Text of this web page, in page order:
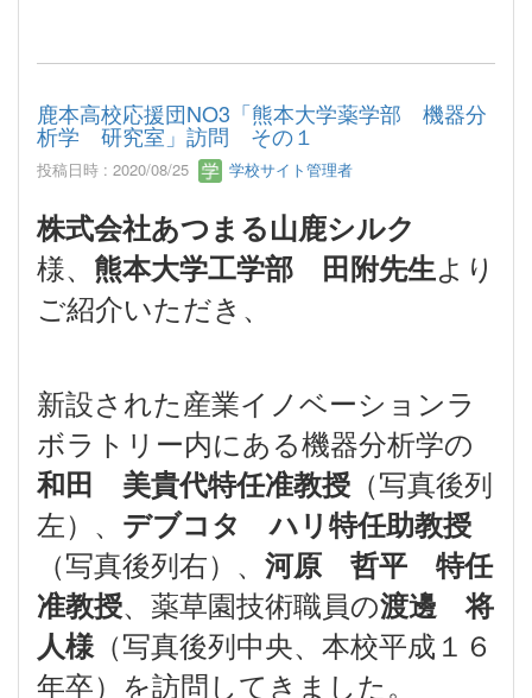
鹿本高校応援団NO3「熊本大学薬学部 機器分
析学 研究室」訪問 その１
投稿日時 : 2020/08/25 学校サイト管理者
株式会社あつまる山鹿シルク
様、 熊本大学工学部 田附先生より
ご紹介いただき、
新設された産業イノベーションラ
ボラトリー内にある機器分析学の
和田 美貴代特任准教授 （写真後列
左）、 デブコタ ハリ特任助教授
（写真後列右）、 河原 哲平 特任
准教授、薬草園技術職員の渡邊 将
人様（写真後列中央、本校平成１６
年卒）を訪問してきました。